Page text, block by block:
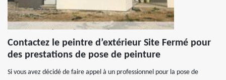
Contactez le peintre d’extérieur Site Fermé pour
des prestations de pose de peinture
Si vous avez décidé de faire appel à un professionnel pour la pose de